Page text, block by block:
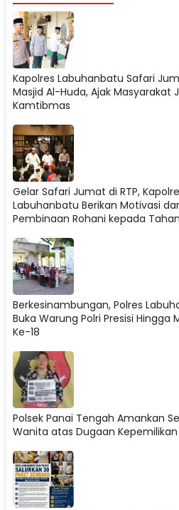
Kapolres Labuhanbatu Safari
Masjid Al-Huda, Ajak Masyarakat
Kamtibmas
Gelar Safari Jumat di RTP,
Labuhanbatu Berikan Motivasi
Pembinaan Rohani kepada
Berkesinambungan, Polres
Buka Warung Polri Presisi Hingga
Ke-18
Polsek Panai Tengah Amankan
Wanita atas Dugaan Kepemilikan